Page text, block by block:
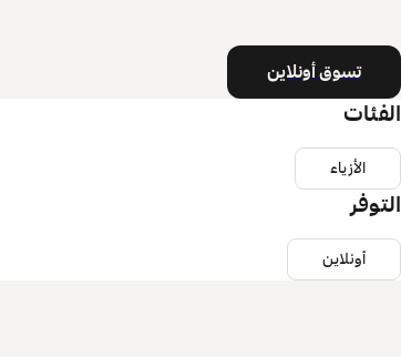
تسوق أونلاين
الفئات
الأزياء
التوفر
أونلاين